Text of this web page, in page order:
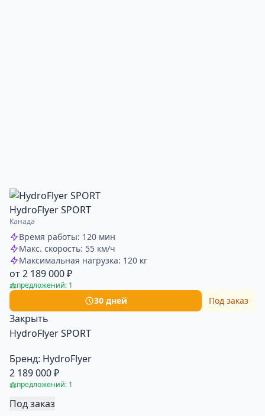
HydroFlyer SPORT
Канада
Время работы: 120 мин
Макс. скорость: 55 км/ч
Максимальная нагрузка: 120 кг
от 2 189 000 ₽
предложений: 1
30 дней Под заказ
Закрыть
HydroFlyer SPORT
Бренд: HydroFlyer
2 189 000 ₽
предложений: 1
Под заказ